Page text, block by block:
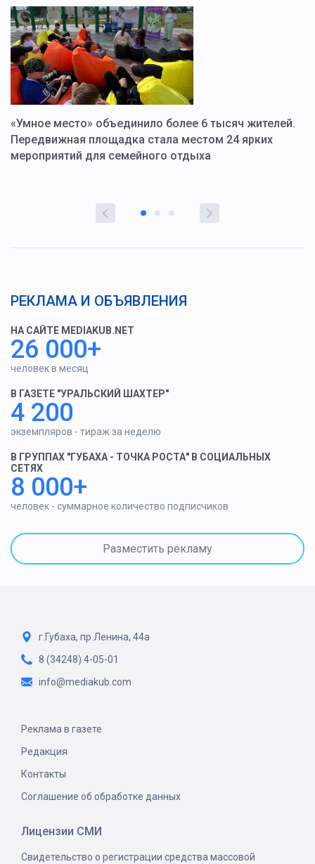
«Умное место» объединило более 6 тысяч жителей.
Передвижная площадка стала местом 24 ярких
мероприятий для семейного отдыха
РЕКЛАМА И ОБЪЯВЛЕНИЯ
НА САЙТЕ MEDIAKUB.NET
26 000+
человек в месяц
В ГАЗЕТЕ "УРАЛЬСКИЙ ШАХТЕР"
4 200
экземпляров - тираж за неделю
В ГРУППАХ "ГУБАХА - ТОЧКА РОСТА" В СОЦИАЛЬНЫХ
СЕТЯХ
8 000+
человек - суммарное количество подписчиков
Разместить рекламу
г.Губаха, пр.Ленина, 44а
8 (34248) 4-05-01
info@mediakub.com
Реклама в газете
Редакция
Контакты
Соглашение об обработке данных
Лицензии СМИ
Свидетельство о регистрации средства массовой